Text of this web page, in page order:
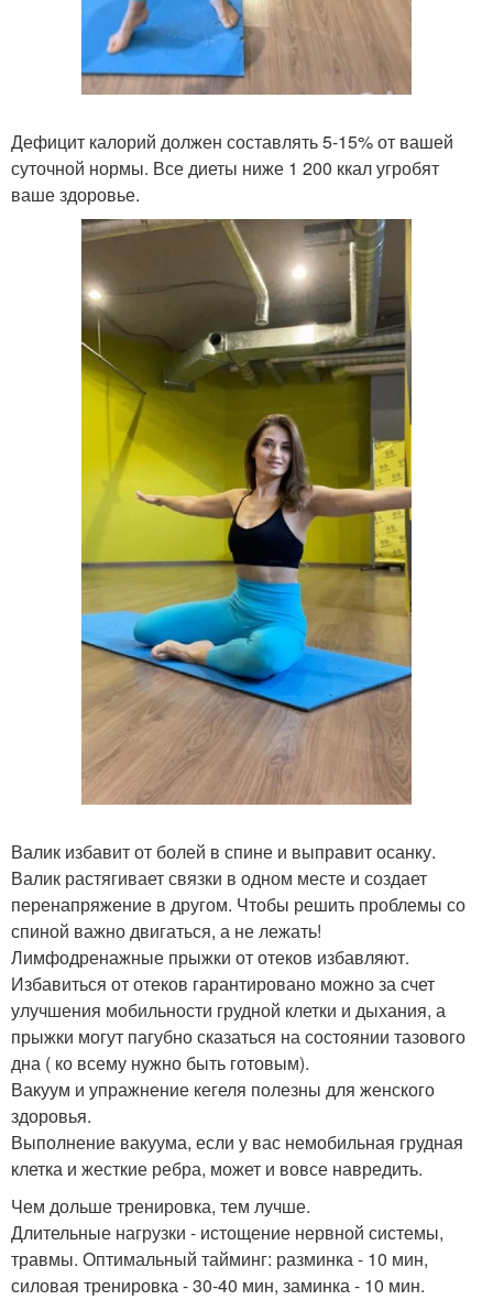
Дефицит калорий должен составлять 5-15% от вашей
суточной нормы. Все диеты ниже 1 200 ккал угробят
ваше здоровье.
Валик избавит от болей в спине и выправит осанку.
Валик растягивает связки в одном месте и создает
перенапряжение в другом. Чтобы решить проблемы со
спиной важно двигаться, а не лежать!
Лимфодренажные прыжки от отеков избавляют.
Избавиться от отеков гарантировано можно за счет
улучшения мобильности грудной клетки и дыхания, а
прыжки могут пагубно сказаться на состоянии тазового
дна ( ко всему нужно быть готовым).
Вакуум и упражнение кегеля полезны для женского
здоровья.
Выполнение вакуума, если у вас немобильная грудная
клетка и жесткие ребра, может и вовсе навредить.
Чем дольше тренировка, тем лучше.
Длительные нагрузки - истощение нервной системы,
травмы. Оптимальный тайминг: разминка - 10 мин,
силовая тренировка - 30-40 мин, заминка - 10 мин.